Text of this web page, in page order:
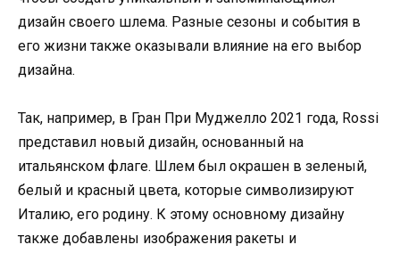
дизайн своего шлема. Разные сезоны и события в
его жизни также оказывали влияние на его выбор
дизайна.
Так, например, в Гран При Муджелло 2021 года, Rossi
представил новый дизайн, основанный на
итальянском флаге. Шлем был окрашен в зеленый,
белый и красный цвета, которые символизируют
Италию, его родину. К этому основному дизайну
также добавлены изображения ракеты и